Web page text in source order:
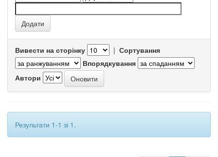
Вивести на сторінку | Сортування
Впорядкування
Автори
Результати 1-1 зі 1.